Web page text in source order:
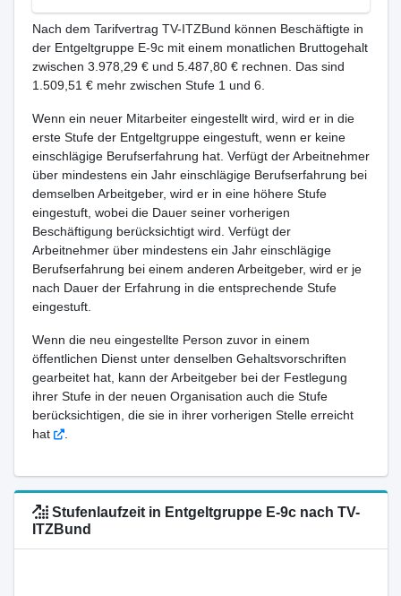
Nach dem Tarifvertrag TV-ITZBund können Beschäftigte in
der Entgeltgruppe E-9c mit einem monatlichen Bruttogehalt
zwischen 3.978,29 € und 5.487,80 € rechnen. Das sind
1.509,51 € mehr zwischen Stufe 1 und 6.
Wenn ein neuer Mitarbeiter eingestellt wird, wird er in die
erste Stufe der Entgeltgruppe eingestuft, wenn er keine
einschlägige Berufserfahrung hat. Verfügt der Arbeitnehmer
über mindestens ein Jahr einschlägige Berufserfahrung bei
demselben Arbeitgeber, wird er in eine höhere Stufe
eingestuft, wobei die Dauer seiner vorherigen
Beschäftigung berücksichtigt wird. Verfügt der
Arbeitnehmer über mindestens ein Jahr einschlägige
Berufserfahrung bei einem anderen Arbeitgeber, wird er je
nach Dauer der Erfahrung in die entsprechende Stufe
eingestuft.
Wenn die neu eingestellte Person zuvor in einem
öffentlichen Dienst unter denselben Gehaltsvorschriften
gearbeitet hat, kann der Arbeitgeber bei der Festlegung
ihrer Stufe in der neuen Organisation auch die Stufe
berücksichtigen, die sie in ihrer vorherigen Stelle erreicht
hat
.
Stufenlaufzeit in Entgeltgruppe E-9c nach TV-
ITZBund